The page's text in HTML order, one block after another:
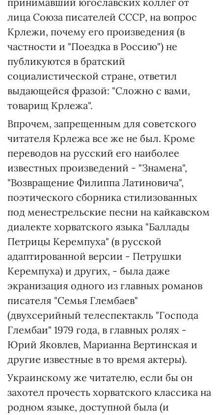
лица Союза писателей СССР, на вопрос
Крлежи, почему его произведения (в
частности и "Поездка в Россию") не
публикуются в братский
социалистической стране, ответил
выдающейся фразой: "Сложно с вами,
товарищ Крлежа".
Впрочем, запрещенным для советского
читателя Крлежа все же не был. Кроме
переводов на русский его наиболее
известных произведений - "Знамена",
"Возвращение Филиппа Латиновича",
поэтического сборника стилизованных
под менестрельские песни на кайкавском
диалекте хорватского языка "Баллады
Петрицы Керемпуха" (в русской
адаптированной версии - Петрушки
Керемпуха) и других, - была даже
экранизация одного из главных романов
писателя "Семья Глембаев"
(двухсерийный телеспектакль "Господа
Глембаи" 1979 года, в главных ролях -
Юрий Яковлев, Марианна Вертинская и
другие известные в то время актеры).
Украинскому же читателю, если бы он
захотел прочесть хорватского классика на
родном языке, доступной была (и